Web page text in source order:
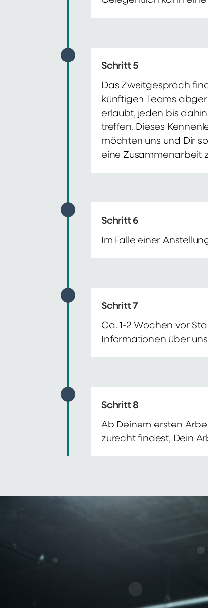
Schritt 5
Das Zweitgespräch
künftigen Teams
erlaubt, jeden bis
treffen. Dieses
möchten uns und Dir
eine Zusammenarbeit
Schritt 6
Im Falle einer
Schritt 7
Ca. 1-2 Wochen vor
Informationen über
Schritt 8
Ab Deinem ersten
zurecht findest, Dein